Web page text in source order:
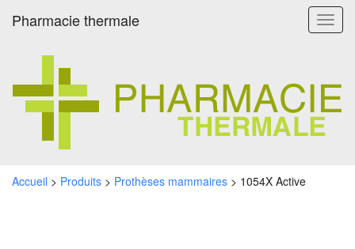
Pharmacie thermale
Accueil > Produits > Prothèses mammaires > 1054X Active